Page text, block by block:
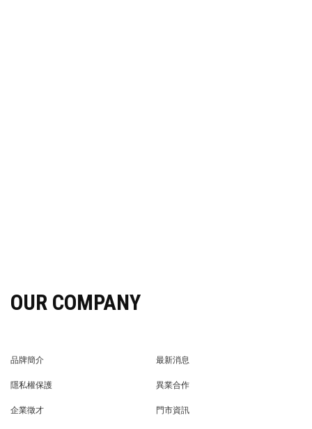
OUR COMPANY
品牌簡介
最新消息
隱私權保護
異業合作
企業徵才
門市資訊